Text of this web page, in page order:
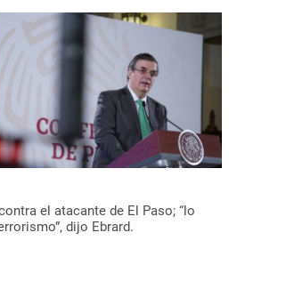
el atacante de El Paso; “lo
dijo Ebrard.